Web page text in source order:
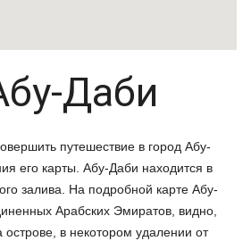
Даби
путешествие в город Абу-
его карты. Абу-Даби находится в
залива. На подробной карте Абу-
Арабских Эмиратов, видно,
острове, в некотором удалении от